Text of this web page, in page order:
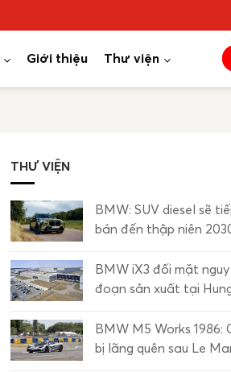
Giới thiệu Thư viện
THƯ VIỆN
BMW: SUV diesel sẽ
bán đến thập niên
BMW iX3 đối mặt
đoạn sản xuất tại
BMW M5 Works 1986:
bị lãng quên sau Le